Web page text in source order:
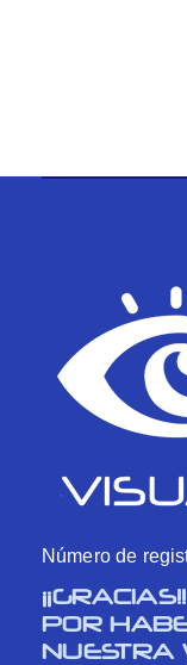
Número de
POR
NUESTRA